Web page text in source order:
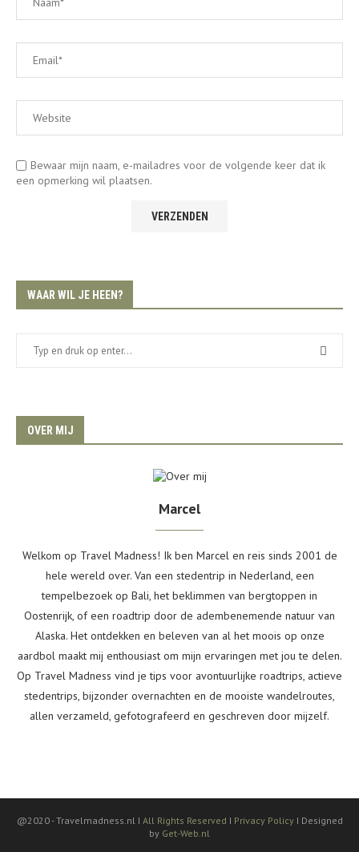
Bewaar mijn naam, e-mailadres voor de volgende keer dat ik
een opmerking wil plaatsen.
WAAR WIL JE HEEN?
OVER MIJ
Marcel
Welkom op Travel Madness! Ik ben Marcel en reis sinds 2001 de
hele wereld over. Van een stedentrip in Nederland, een
tempelbezoek op Bali, het beklimmen van bergtoppen in
Oostenrijk, of een roadtrip door de adembenemende natuur van
Alaska. Het ontdekken en beleven van al het moois op onze
aardbol maakt mij enthousiast om mijn ervaringen met jou te delen.
Op Travel Madness vind je tips voor avontuurlijke roadtrips, actieve
stedentrips, bijzonder overnachten en de mooiste wandelroutes,
allen verzameld, gefotografeerd en geschreven door mijzelf.
@2020 -Travelmadness.nl I All Rights Reserved I Privacy Policy I Designed
by Get-Web.nl